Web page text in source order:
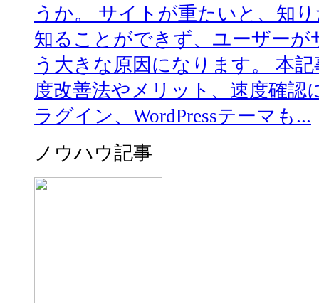
うか。 サイトが重たいと、知
知ることができず、ユーザー
う大きな原因になります。 本記
度改善法やメリット、速度確
ラグイン、WordPressテーマも...
ノウハウ記事